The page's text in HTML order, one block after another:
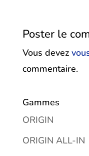
Poster le
Vous devez
commentaire.
Gammes
ORIGIN
ORIGIN ALL-IN